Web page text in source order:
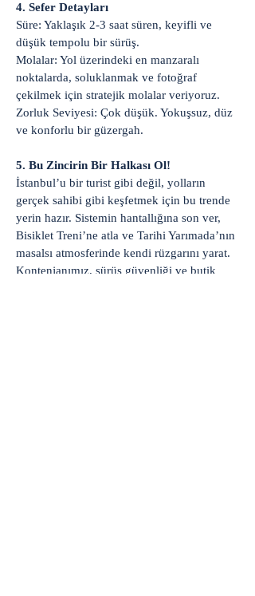
4. Sefer Detayları
Süre: Yaklaşık 2-3 saat süren, keyifli ve
düşük tempolu bir sürüş.
Molalar: Yol üzerindeki en manzaralı
noktalarda, soluklanmak ve fotoğraf
çekilmek için stratejik molalar veriyoruz.
Zorluk Seviyesi: Çok düşük. Yokuşsuz, düz
ve konforlu bir güzergah.
5. Bu Zincirin Bir Halkası Ol!
İstanbul’u bir turist gibi değil, yolların
gerçek sahibi gibi keşfetmek için bu trende
yerin hazır. Sistemin hantallığına son ver,
Bisiklet Treni’ne atla ve Tarihi Yarımada’nın
masalsı atmosferinde kendi rüzgarını yarat.
Kontenjanımız, sürüş güvenliği ve butik